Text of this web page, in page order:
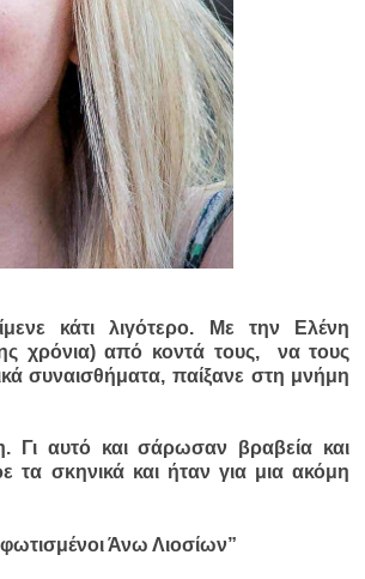
κάτι λιγότερο. Με την Ελένη
χρόνια) από κοντά τους, να τους
συναισθήματα, παίξανε στη μνήμη
Γι αυτό και σάρωσαν βραβεία και
τα σκηνικά και ήταν για μια ακόμη
Άνω Λιοσίων”